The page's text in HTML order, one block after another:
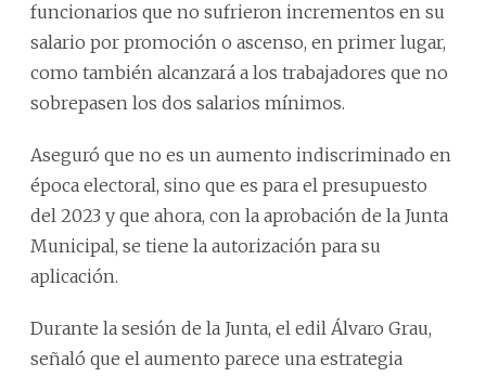
funcionarios que no sufrieron incrementos en su
salario por promoción o ascenso, en primer lugar,
como también alcanzará a los trabajadores que no
sobrepasen los dos salarios mínimos.
Aseguró que no es un aumento indiscriminado en
época electoral, sino que es para el presupuesto
del 2023 y que ahora, con la aprobación de la Junta
Municipal, se tiene la autorización para su
aplicación.
Durante la sesión de la Junta, el edil Álvaro Grau,
señaló que el aumento parece una estrategia